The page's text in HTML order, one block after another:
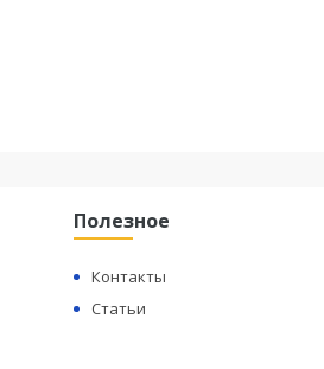
Полезное
Контакты
Статьи